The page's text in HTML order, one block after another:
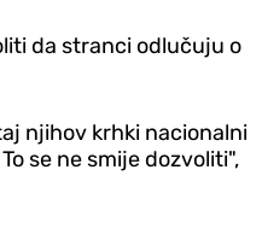
da stranci odlučuju o
njihov krhki nacionalni
se ne smije dozvoliti",